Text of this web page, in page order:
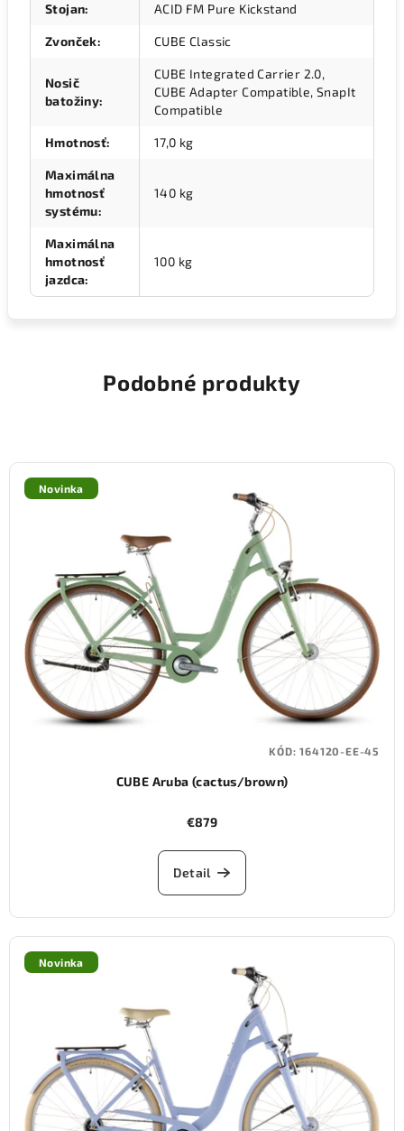
Stojan: ACID FM Pure Kickstand
Zvonček: CUBE Classic
Nosič
batožiny:
CUBE Integrated Carrier 2.0,
CUBE Adapter Compatible, SnapIt
Compatible
Hmotnosť: 17,0 kg
Maximálna
hmotnosť
systému:
140 kg
Maximálna
hmotnosť
jazdca:
100 kg
Podobné produkty
Novinka
CUBE Aruba (cactus/brown)
€879
Detail
KÓD:164120-EE-45
Novinka